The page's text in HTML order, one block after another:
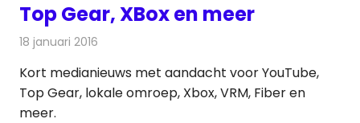
Top Gear, XBox en meer
18 januari 2016
Kort medianieuws met aandacht voor YouTube,
Top Gear, lokale omroep, Xbox, VRM, Fiber en
meer.